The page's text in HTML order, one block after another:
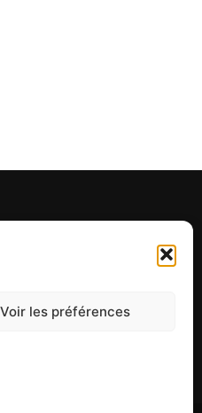
Voir les préférences